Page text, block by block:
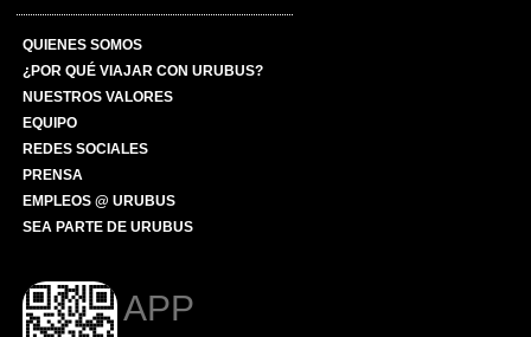
QUIENES SOMOS
¿POR QUÉ VIAJAR CON URUBUS?
NUESTROS VALORES
EQUIPO
REDES SOCIALES
PRENSA
EMPLEOS @ URUBUS
SEA PARTE DE URUBUS
APP